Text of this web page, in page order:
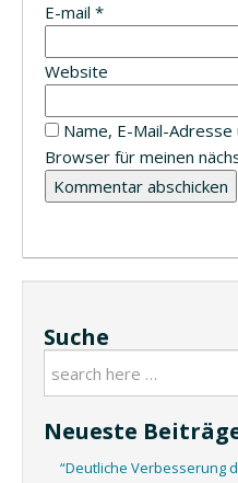
E-mail *
Website
Name, E-Mail-
Browser für meinen
Suche
Neueste
“Deutliche Verbesserung